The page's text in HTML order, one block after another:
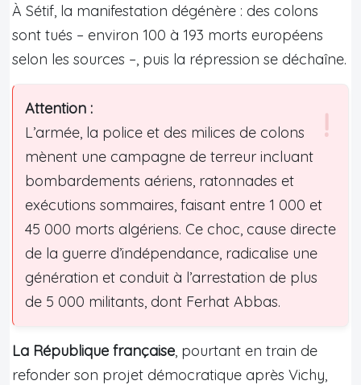
À Sétif, la manifestation dégénère : des colons
sont tués – environ 100 à 193 morts européens
selon les sources –, puis la répression se déchaîne.
Attention :
L’armée, la police et des milices de colons
mènent une campagne de terreur incluant
bombardements aériens, ratonnades et
exécutions sommaires, faisant entre 1 000 et
45 000 morts algériens. Ce choc, cause directe
de la guerre d’indépendance, radicalise une
génération et conduit à l’arrestation de plus
de 5 000 militants, dont Ferhat Abbas.
La République française, pourtant en train de
refonder son projet démocratique après Vichy,